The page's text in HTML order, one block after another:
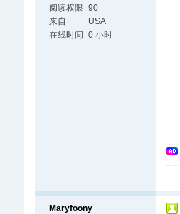
阅读权限 90
来自
USA
在线时间
0 小时
Maryfoony